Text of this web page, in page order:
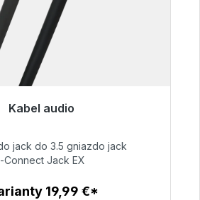
Kabel audio
natychmiastowej wysyłki, czas
51,99 €
jack do 3.5 gniazdo jack
Connect Jack EX
19,99 €*